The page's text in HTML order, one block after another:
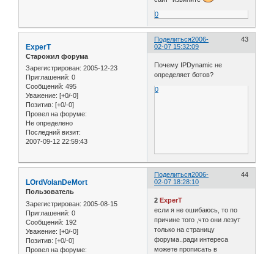
0
Поделиться 43
2006-
02-07 15:32:09
ExperT
Старожил форума
Зарегистрирован: 2005-12-23
Приглашений: 0
Сообщений: 495
Уважение: [+0/-0]
Позитив: [+0/-0]
Провел на форуме:
Не определено
Последний визит:
2007-09-12 22:59:43
Почему IPDynamic не
определяет ботов?
0
Поделиться 44
2006-
02-07 18:28:10
LOrdVolanDeMort
Пользователь
Зарегистрирован: 2005-08-15
Приглашений: 0
Сообщений: 192
Уважение: [+0/-0]
Позитив: [+0/-0]
Провел на форуме:
2ExperT
если я не ошибаюсь, то по
причине того ,что они лезут
только на страницу
форума..ради интереса
можете прописать в